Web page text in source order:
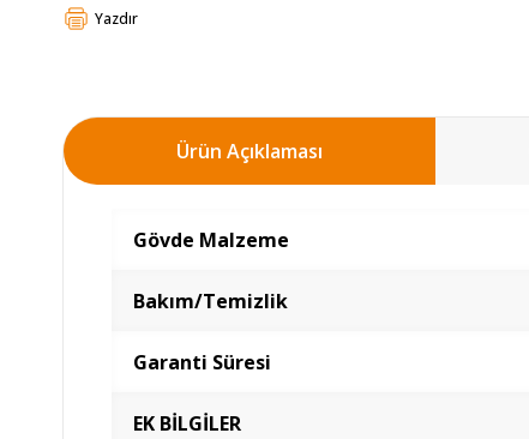
Yazdır
Ürün Açıklaması
Gövde Malzeme
Bakım/Temizlik
Garanti Süresi
EK BİLGİLER